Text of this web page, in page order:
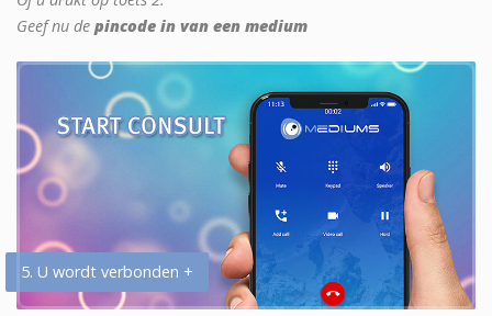
Geef nu de pincode in van een medium
5. U wordt verbonden +